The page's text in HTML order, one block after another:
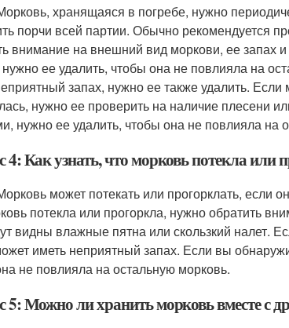
хранящаяся в погребе, нужно
порчи всей партии. Обычно рекомендуется
внимание на внешний вид моркови, ее запах
нужно ее удалить, чтобы она не повлияла на
запах, нужно ее также удалить.
нужно ее проверить на наличие плесени
нужно ее удалить, чтобы она не повлияла на
4: Как узнать, что морковь потекла или
может потекать или прогорклать, если
потекла или прогоркла, нужно обратить
видны влажные пятна или скользкий налет.
иметь неприятный запах. Если вы
не повлияла на остальную морковь.
5: Можно ли хранить морковь вместе с